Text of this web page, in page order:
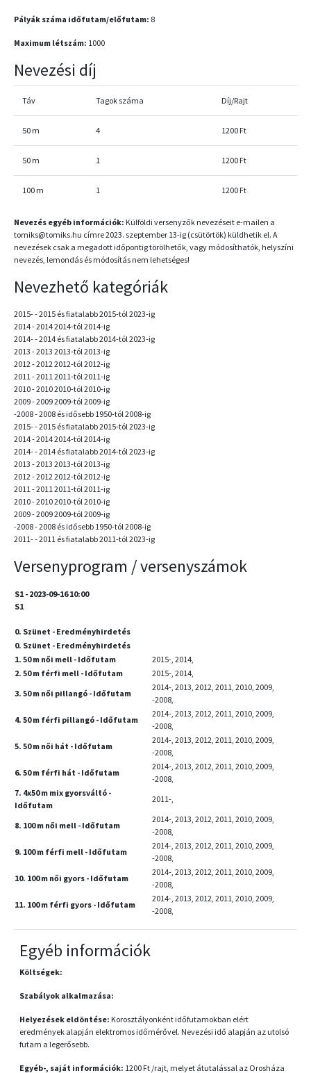
Pályák száma időfutam/előfutam: 8
Maximum létszám: 1000
Nevezési díj
Táv Tagok száma Díj/Rajt
50 m 4 1200 Ft
50 m 1 1200 Ft
100 m 1 1200 Ft
Nevezés egyéb információk: Külföldi versenyzők nevezéseit e-mailen a
tomiks@tomiks.hu címre 2023. szeptember 13-ig (csütörtök) küldhetik el. A
nevezések csak a megadott időpontig törölhetők, vagy módosíthatók, helyszíni
nevezés, lemondás és módosítás nem lehetséges!
Nevezhető kategóriák
2015- - 2015 és fiatalabb 2015-tól 2023-ig
2014 - 2014 2014-tól 2014-ig
2014- - 2014 és fiatalabb 2014-tól 2023-ig
2013 - 2013 2013-tól 2013-ig
2012 - 2012 2012-tól 2012-ig
2011 - 2011 2011-tól 2011-ig
2010 - 2010 2010-tól 2010-ig
2009 - 2009 2009-tól 2009-ig
-2008 - 2008 és idősebb 1950-tól 2008-ig
2015- - 2015 és fiatalabb 2015-tól 2023-ig
2014 - 2014 2014-tól 2014-ig
2014- - 2014 és fiatalabb 2014-tól 2023-ig
2013 - 2013 2013-tól 2013-ig
2012 - 2012 2012-tól 2012-ig
2011 - 2011 2011-tól 2011-ig
2010 - 2010 2010-tól 2010-ig
2009 - 2009 2009-tól 2009-ig
-2008 - 2008 és idősebb 1950-tól 2008-ig
2011- - 2011 és fiatalabb 2011-tól 2023-ig
Versenyprogram / versenyszámok
S1 - 2023-09-16 10:00
S1
0. Szünet - Eredményhirdetés
0. Szünet - Eredményhirdetés
1. 50 m női mell - Időfutam
2015-, 2014,
2. 50 m férfi mell - Időfutam
2015-, 2014,
3. 50 m női pillangó - Időfutam
2014-, 2013, 2012, 2011, 2010, 2009,
-2008,
4. 50 m férfi pillangó - Időfutam
2014-, 2013, 2012, 2011, 2010, 2009,
-2008,
5. 50 m női hát - Időfutam
2014-, 2013, 2012, 2011, 2010, 2009,
-2008,
6. 50 m férfi hát - Időfutam
2014-, 2013, 2012, 2011, 2010, 2009,
-2008,
7. 4x50 m mix gyorsváltó -
Időfutam
2011-,
8. 100 m női mell - Időfutam
2014-, 2013, 2012, 2011, 2010, 2009,
-2008,
9. 100 m férfi mell - Időfutam
2014-, 2013, 2012, 2011, 2010, 2009,
-2008,
10. 100 m női gyors - Időfutam
2014-, 2013, 2012, 2011, 2010, 2009,
-2008,
11. 100 m férfi gyors - Időfutam
2014-, 2013, 2012, 2011, 2010, 2009,
-2008,
Egyéb információk
Költségek:
Szabályok alkalmazása:
Helyezések eldöntése: Korosztályonként időfutamokban elért
eredmények alapján elektromos időmérővel. Nevezési idő alapján az utolsó
futam a legerősebb.
Egyéb-, saját információk: 1200 Ft /rajt, melyet átutalással az Orosháza